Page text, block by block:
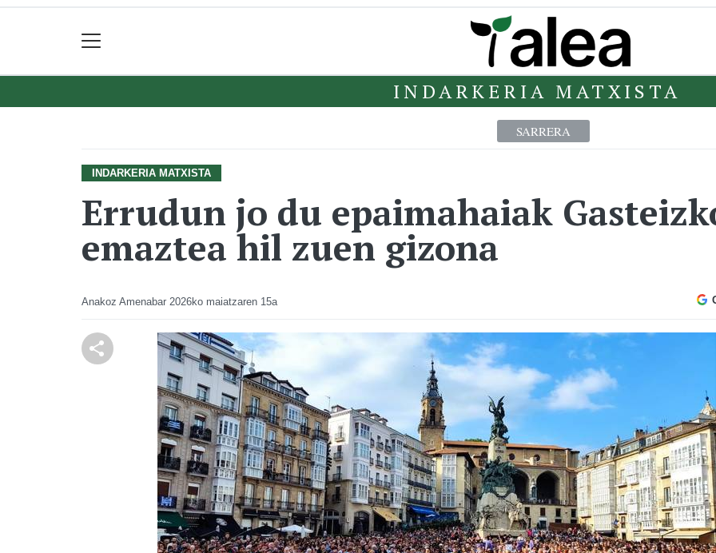
INDARKERIA MATXISTA
SARRERA
INDARKERIA MATXISTA
Errudun jo du epaimahaiak
emaztea hil zuen gizona
Anakoz Amenabar 2026ko maiatzaren 15a